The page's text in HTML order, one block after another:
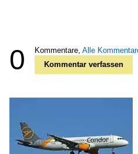
0 Kommentare, Alle
Kommentar verfassen